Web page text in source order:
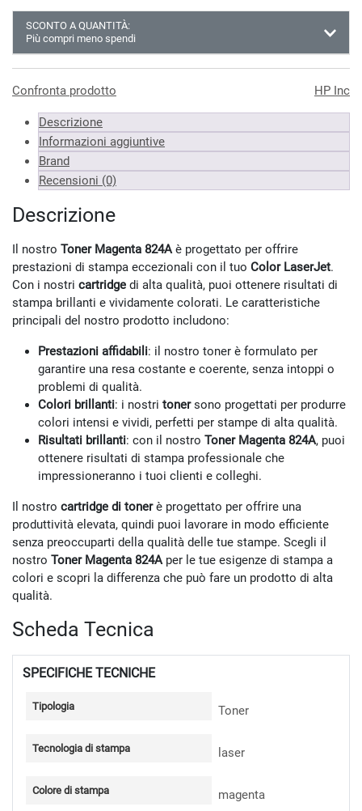
SCONTO A QUANTITÀ:
Più compri meno spendi
Almeno 6 unità
414.89 €
*Prezzi IVA inclusa
Confronta prodotto HP Inc
Descrizione
Informazioni aggiuntive
Brand
Recensioni (0)
Descrizione
Il nostro Toner Magenta 824Aè progettato per offrire
prestazioni di stampa eccezionali con il tuo Color LaserJet.
Con i nostri cartridge di alta qualità, puoi ottenere risultati di
stampa brillanti e vividamente colorati. Le caratteristiche
principali del nostro prodotto includono:
Prestazioni affidabili: il nostro toner è formulato per
garantire una resa costante e coerente, senza intoppi o
problemi di qualità.
Colori brillanti: i nostri tonersono progettati per produrre
colori intensi e vividi, perfetti per stampe di alta qualità.
Risultati brillanti: con il nostro Toner Magenta 824A, puoi
ottenere risultati di stampa professionale che
impressioneranno i tuoi clienti e colleghi.
Il nostro cartridge di tonerè progettato per offrire una
produttività elevata, quindi puoi lavorare in modo efficiente
senza preoccuparti della qualità delle tue stampe. Scegli il
nostro Toner Magenta 824Aper le tue esigenze di stampa a
colori e scopri la differenza che può fare un prodotto di alta
qualità.
Scheda Tecnica
SPECIFICHE TECNICHE
Tipologia Toner
Tecnologia di stampa laser
Colore di stampa magenta